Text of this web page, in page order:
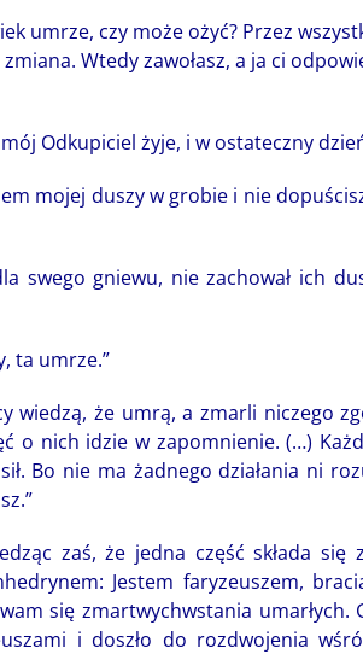
umrze, czy może ożyć? Przez
Wtedy zawołasz, a ja ci
mój Odkupiciel żyje, i w ostateczny
mojej duszy w grobie i nie
swego gniewu, nie zachował ich
ta umrze.”
wiedzą, że umrą, a zmarli niczego
o nich idzie w zapomnienie. (…)
Bo nie ma żadnego działania ni
zaś, że jedna część składa
Jestem faryzeuszem,
się zmartwychwstania umarłych.
i doszło do rozdwojenia